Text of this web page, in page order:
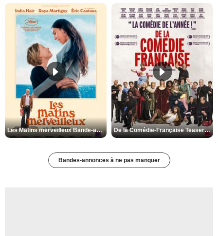
Les Matins merveilleux Bande-annonce VF De la Comédie-Française Teaser VF
Bandes-annonces à ne pas manquer